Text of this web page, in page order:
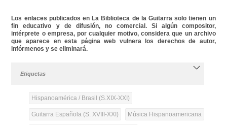
Los enlaces publicados en La Biblioteca de la Guitarra solo tienen un
fin educativo y de difusión, no comercial. Si algún compositor,
intérprete o empresa, por cualquier motivo, considera que un archivo
que aparece en esta página web vulnera los derechos de autor,
infórmenos y se eliminará.
Etiquetas
Hispanoamérica / Brasil (S.XIX-XXI)
Guitarra Española (S. XVIII-XXI) Música Hispanoamericana